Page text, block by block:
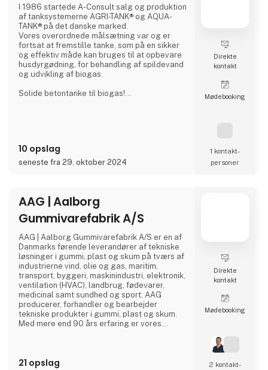
I 1986 startede A-Consult salg og produktion
af tanksystemerne AGRI-TANK® og AQUA-
TANK® på det danske marked.
Vores overordnede målsætning var og er
fortsat at fremstille tanke, som på en sikker
og effektiv måde kan bruges til at opbevare
husdyrgødning, for behandling af spildevand
og udvikling af biogas.
Solide betontanke til biogas!
Investering i en AGRI-TANK® som gylletank
10 opslag
seneste fra 29. oktober 2024
Direkte
kontakt
Møde­booking
1 kontakt­
personer
AAG | Aalborg
Gummivarefabrik A/S
AAG | Aalborg Gummivarefabrik A/S er en af
Danmarks førende leverandører af tekniske
løsninger i gummi, plast og skum på tværs af
industrierne vind, olie og gas, maritim,
transport, byggeri, maskinindustri, elektronik,
ventilation (HVAC), landbrug, fødevarer,
medicinal samt sundhed og sport. AAG
producerer, forhandler og bearbejder
tekniske produkter i gummi, plast og skum.
Med mere end 90 års erfaring er vores
21 opslag
Direkte
kontakt
Møde­booking
2 kontakt­